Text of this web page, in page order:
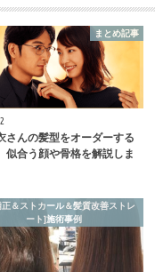
まとめ記事
さんの髪型をオーダーする
似合う顔や骨格を解説しま
＆ストカール＆髪質改善ストレ
ート]施術事例